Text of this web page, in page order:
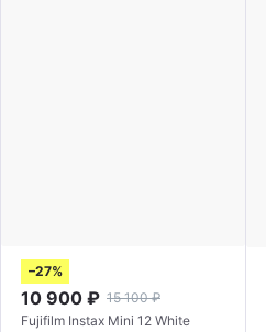
–27%
10 900 ₽ 15 100 ₽
Fujifilm Instax Mini 12 White